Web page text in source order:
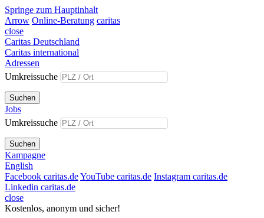
Springe zum Hauptinhalt
Arrow Online-Beratung caritas
close
Caritas Deutschland
Caritas international
Adressen
Umkreissuche
Suchen
Jobs
Umkreissuche
Suchen
Kampagne
English
Facebook caritas.deYouTube caritas.de Instagram caritas.de
Linkedin caritas.de
close
Kostenlos, anonym und sicher!